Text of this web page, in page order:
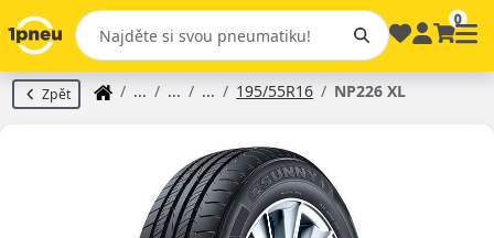
0
Zpět 195/55R16 NP226 XL